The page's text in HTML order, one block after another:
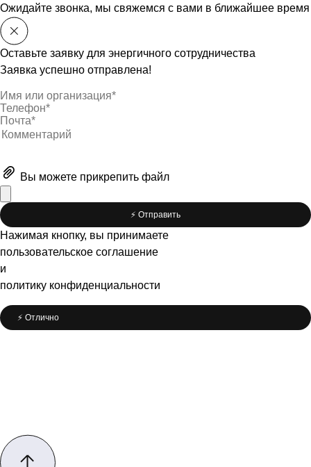
Ожидайте звонка, мы свяжемся с вами в ближайшее время
Оставьте заявку для энергичного сотрудничества
Заявка успешно отправлена!
Вы можете прикрепить файл
⚡️ Отправить
Нажимая кнопку, вы принимаете
пользовательское соглашение
и
политику конфиденциальности
⚡️ Отлично